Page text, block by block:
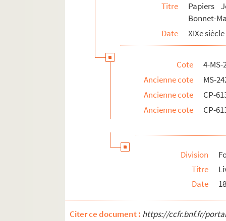
Titre
Papiers
Bonnet-
Date
XIXe siècle
Cote
4-MS-
Ancienne cote
MS-
Ancienne cote
CP-
Ancienne cote
CP-
Division
Titre
Date
Citer ce document : https://ccfr.bnf.fr/